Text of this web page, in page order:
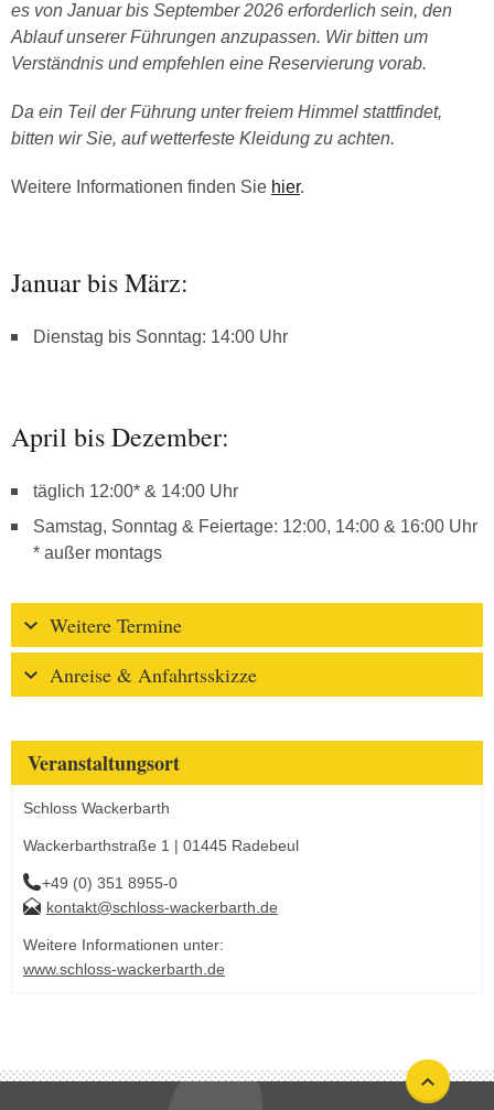
es von Januar bis September 2026 erforderlich sein, den
Ablauf unserer Führungen anzupassen. Wir bitten um
Verständnis und empfehlen eine Reservierung vorab.
Da ein Teil der Führung unter freiem Himmel stattfindet,
bitten wir Sie, auf wetterfeste Kleidung zu achten.
Weitere Informationen finden Sie hier.
Januar bis März:
Dienstag bis Sonntag: 14:00 Uhr
April bis Dezember:
täglich 12:00* & 14:00 Uhr
Samstag, Sonntag & Feiertage: 12:00, 14:00 & 16:00 Uhr
* außer montags
Weitere Termine
Anreise & Anfahrtsskizze
Veranstaltungsort
Schloss Wackerbarth
Wackerbarthstraße 1 | 01445 Radebeul
+49 (0) 351 8955-0
kontakt@schloss-wackerbarth.de
Weitere Informationen unter:
www.schloss-wackerbarth.de